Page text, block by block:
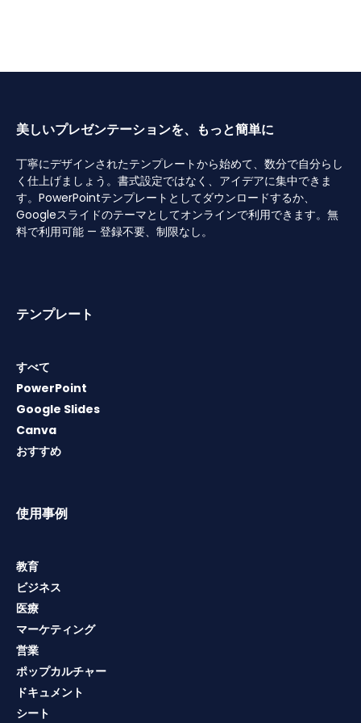
美しいプレゼンテーションを、もっと簡単に
丁寧にデザインされたテンプレートから始めて、数分で自分らし
く仕上げましょう。書式設定ではなく、アイデアに集中できま
す。PowerPointテンプレートとしてダウンロードするか、
Googleスライドのテーマとしてオンラインで利用できます。無
料で利用可能 — 登録不要、制限なし。
テンプレート
すべて
PowerPoint
Google Slides
Canva
おすすめ
使用事例
教育
ビジネス
医療
マーケティング
営業
ポップカルチャー
ドキュメント
シート